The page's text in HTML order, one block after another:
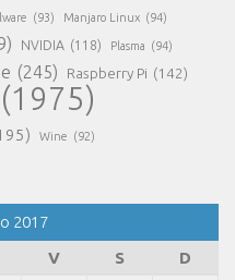
(93) Manjaro Linux (94)
NVIDIA (118) Plasma (94)
(245) Raspberry Pi (142)
(1975)
Wine (92)
2017
V S
D